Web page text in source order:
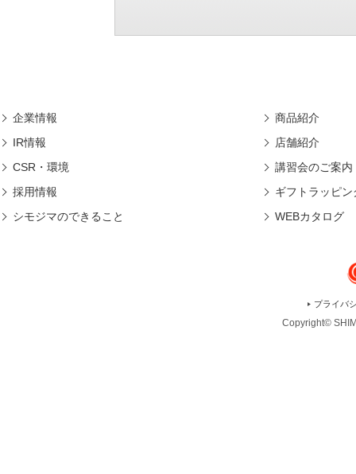
企業情報
IR情報
CSR・環境
採用情報
シモジマのできること
商品紹介
店舗紹介
講習会のご案内
ギフトラッピン
WEBカタログ
プライバ
Copyright©